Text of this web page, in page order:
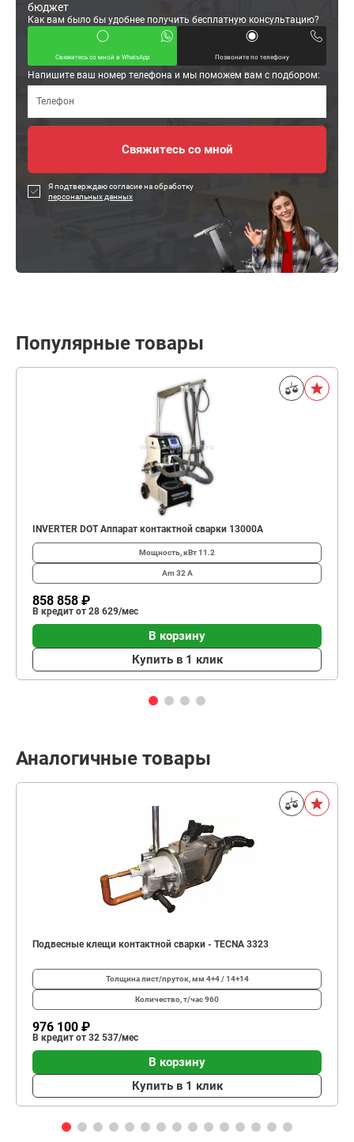
бюджет
Как вам было бы удобнее получить бесплатную консультацию?
Свяжитесь со мной в WhatsApp Позвоните по телефону
Напишите ваш номер телефона и мы поможем вам с подбором:
Я подтверждаю согласие на обработку
персональных данных
Популярные товары
INVERTER DOT Аппарат контактной сварки 13000А
Мощность, кВт11.2
Am 32 А
858 858 ₽
В кредит от 28 629/мес
В корзину
Купить в 1 клик
Аналогичные товары
Подвесные клещи контактной сварки - TECNA 3323
Толщина лист/пруток, мм 4+4 / 14+14
Количество, т/час960
976 100 ₽
В кредит от 32 537/мес
В корзину
Купить в 1 клик